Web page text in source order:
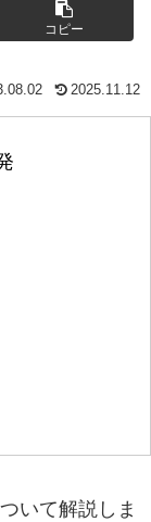
コピー
2025.11.12
いて解説しま